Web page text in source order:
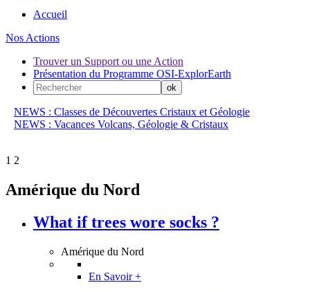
Accueil
Nos Actions
Trouver un Support ou une Action
Présentation du Programme OSI-ExplorEarth
NEWS : Classes de Découvertes Cristaux et Géologie
NEWS : Vacances Volcans, Géologie & Cristaux
1 2
Amérique du Nord
What if trees wore socks ?
Amérique du Nord
En Savoir +